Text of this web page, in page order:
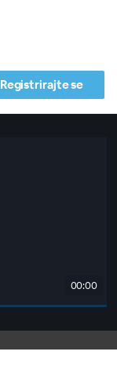
Registrirajte se
00:00